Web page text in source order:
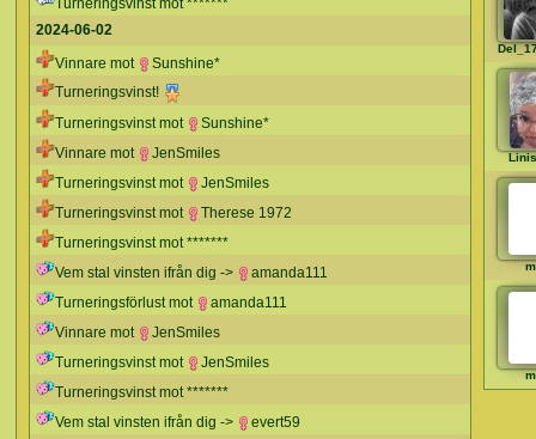
Turneringsvinst mot *******
2024-06-02
Vinnare mot
Sunshine*
Turneringsvinst!
Turneringsvinst mot
Sunshine*
Vinnare mot
JenSmiles
Turneringsvinst mot
JenSmiles
Turneringsvinst mot
Therese 1972
Turneringsvinst mot *******
Vem stal vinsten ifrån dig ->
amanda111
Turneringsförlust mot
amanda111
Vinnare mot
JenSmiles
Turneringsvinst mot
JenSmiles
Turneringsvinst mot *******
Vem stal vinsten ifrån dig ->
evert59